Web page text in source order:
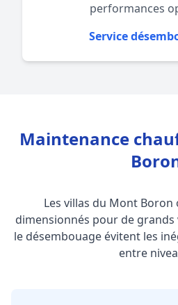
performances
Service
Maintenance
Les villas du Mont Boron
dimensionnés pour de
le désembouage évitent les
entre